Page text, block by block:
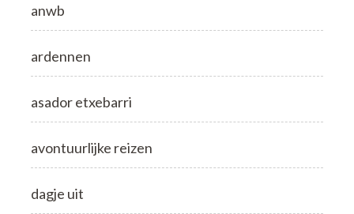
anwb
ardennen
asador etxebarri
avontuurlijke reizen
dagje uit